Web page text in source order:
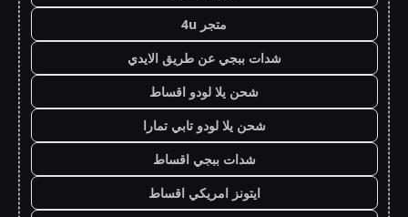
متجر 4u
شدات ببجي عن طريق الايدي
شحن يلا لودو اقساط
شحن يلا لودو تابي تمارا
شدات ببجي اقساط
ايتونز امريكي اقساط